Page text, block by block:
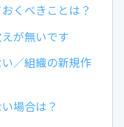
くべきことは？
が無いです
／組織の新規作
場合は？